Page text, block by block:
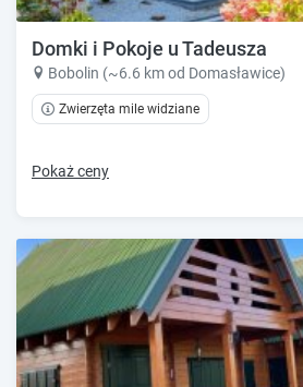
Domki i Pokoje u Tadeusza
Bobolin (~6.6 km od Domasławice)
Zwierzęta mile widziane
Pokaż ceny